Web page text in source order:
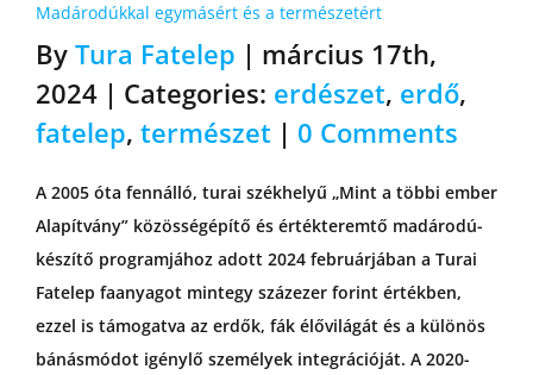
Madárodúkkal egymásért és a természetért
By Tura Fatelep | március 17th,
2024 | Categories: erdészet, erdő,
fatelep, természet | 0 Comments
A 2005 óta fennálló, turai székhelyű „Mint a többi ember
Alapítvány” közösségépítő és értékteremtő madárodú-
készítő programjához adott 2024 februárjában a Turai
Fatelep faanyagot mintegy százezer forint értékben,
ezzel is támogatva az erdők, fák élővilágát és a különös
bánásmódot igénylő személyek integrációját. A 2020-